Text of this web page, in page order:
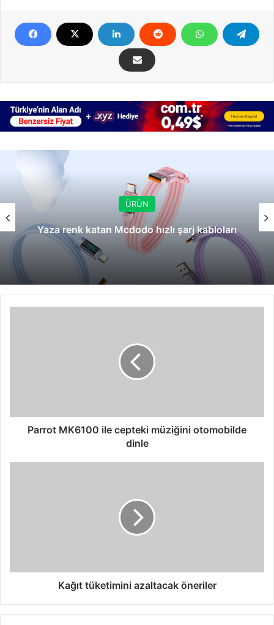
ÜRÜN
Yaza renk katan Mcdodo hızlı şarj kabloları
Parrot MK6100 ile cepteki müziğini otomobilde
dinle
Kağıt tüketimini azaltacak öneriler